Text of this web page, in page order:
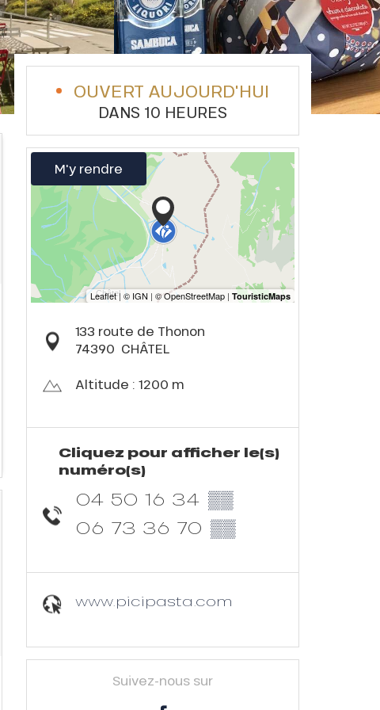
OUVERT AUJOURD'HUI
DANS 10 HEURES
M'y rendre
133 route de Thonon
74390 CHÂTEL
Altitude : 1200 m
Cliquez pour afficher le(s)
numéro(s)
04 50 16 34 ▒▒
06 73 36 70 ▒▒
www.picipasta.com
Suivez-nous sur